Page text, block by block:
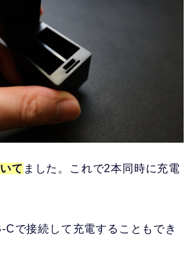
て ました。これで2本同時に充電
Cで接続して充電することもでき